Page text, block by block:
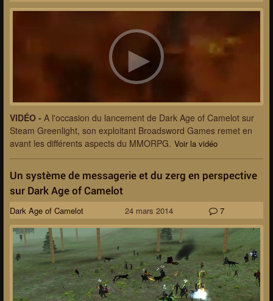
VIDÉO - A l'occasion du lancement de Dark Age of Camelot sur
Steam Greenlight, son exploitant Broadsword Games remet en
avant les différents aspects du MMORPG. Voir la vidéo
Un système de messagerie et du zerg en perspective
sur Dark Age of Camelot
Dark Age of Camelot 24 mars 2014 7